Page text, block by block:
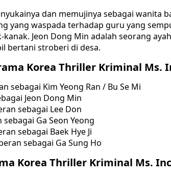
dan memujinya sebagai wanita
yang waspada terhadap guru yang
Jeon Dong Min adalah seorang
bertani stroberi di desa.
Korea Thriller Kriminal Ms.
sebagai Kim Yeong Ran / Bu Se Mi
Jeon Dong Min
sebagai Lee Don
sebagai Ga Seon Yeong
sebagai Baek Hye Ji
sebagai Ga Sung Ho
Korea Thriller Kriminal Ms.